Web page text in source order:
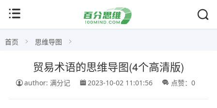
首页 思维导图
贸易术语的思维导图(4个高清版)
author: 满分记 2023-10-02 11:01:56 点赞：0